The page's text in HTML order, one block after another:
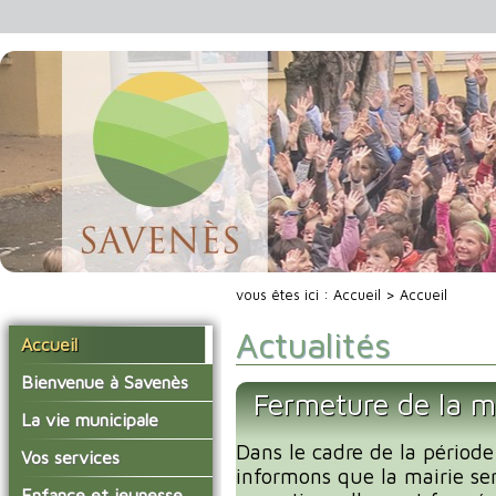
Accueil
Bienvenue à Savenès
Situer Savenès
Savenès en chiffre
L'histoire du village
La vie municipale
Vos élus
Les compte-rendus du
Vos services
La mairie
vous êtes ici : Accueil > Accueil
Actualités
Fermeture de la
Dans le cadre de la
informons que la mairie